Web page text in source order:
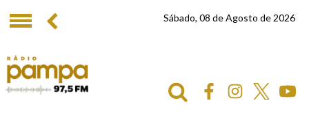
Sábado, 08 de Agosto de 2026